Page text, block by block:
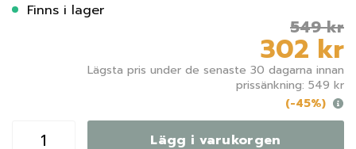
Finns i lager
549 kr
302 kr
Lägsta pris under de senaste 30 dagarna innan
prissänkning: 549 kr
(-45%)
Lägg i varukorgen